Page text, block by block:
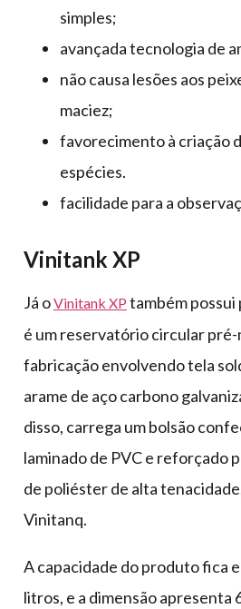
simples;
avançada tecnologia de
não causa lesões aos
maciez;
favorecimento à criação
espécies.
facilidade para a
Vinitank XP
Já oVinitank XP também
é um reservatório circular
fabricação envolvendo tela
arame de aço carbono
disso, carrega um bolsão
laminado de PVC e reforçado
de poliéster de alta
Vinitanq.
A capacidade do produto fica
litros, e a dimensão apresenta